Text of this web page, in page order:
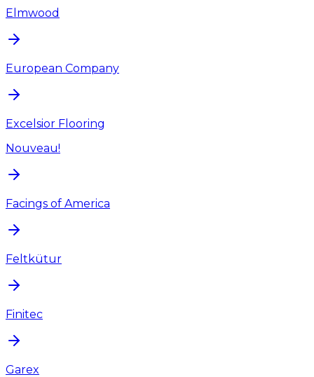
Elmwood
European Company
Excelsior Flooring
Nouveau!
Facings of America
Feltkütur
Finitec
Garex